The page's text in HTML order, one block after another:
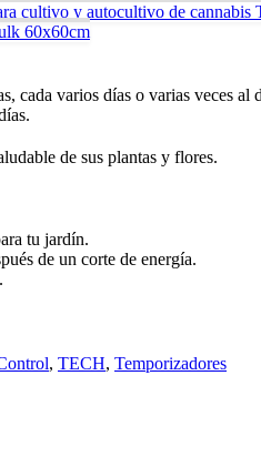
60x60cm
cada varios días o varias veces
de sus plantas y flores.
tu jardín.
de un corte de energía.
, TECH, Temporizadores